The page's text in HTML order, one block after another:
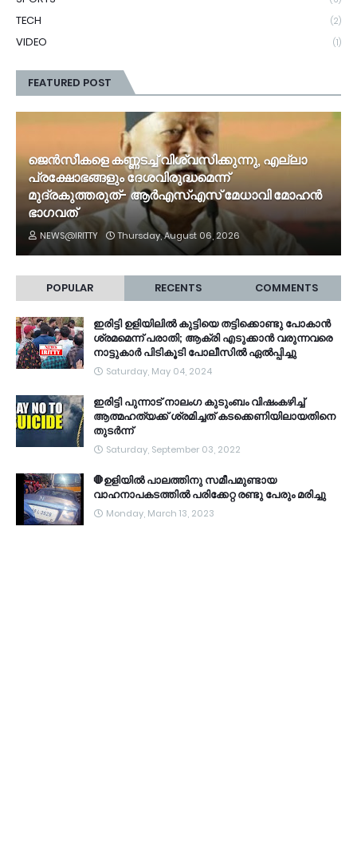
TECH (2)
VIDEO (1)
FEATURED POST
ജെൻസീകളെ കണ്ണടച്ച് വിശ്വസിക്കുന്നു, എല്ലാ
പ്രക്ഷോഭങ്ങളും ദേശവിരുദ്ധമെന്ന്
മുദ്രകുത്തരുത്- ആർഎസ്എസ് മേധാവി മോഹൻ
ഭാ​ഗവത്
NEWS@IRITTY Thursday, August 06, 2026
POPULAR RECENTS COMMENTS
ഇരിട്ടി ഉളിയിലിൽ കുട്ടിയെ തട്ടിക്കൊണ്ടു പോകാൻ
ശ്രമമെന്ന് പരാതി; ആക്രി എടുക്കാൻ വരുന്നവരെ
നാട്ടുകാർ പിടികൂടി പോലീസിൽ ഏൽപ്പിച്ചു
Saturday, May 04, 2024
ഇരിട്ടി പുന്നാട് നാലംഗ കുടുംബം വിഷംകഴിച്ച്‌
ആത്മഹത്യക്ക് ശ്രമിച്ചത് കടക്കെണിയിലായതിനെ
തുടർന്ന്
Saturday, September 03, 2022
🛑ഉളിയിൽ പാലത്തിനു സമീപമുണ്ടായ
വാഹനാപകടത്തിൽ പരിക്കേറ്റ രണ്ടു പേരും മരിച്ചു
Monday, March 13, 2023